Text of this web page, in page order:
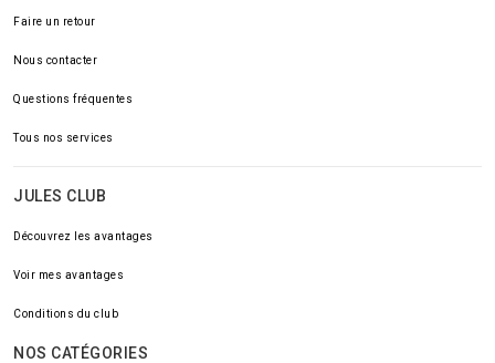
Faire un retour
Nous contacter
Questions fréquentes
Tous nos services
JULES CLUB
Découvrez les avantages
Voir mes avantages
Conditions du club
NOS CATÉGORIES